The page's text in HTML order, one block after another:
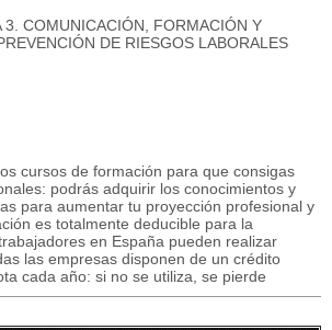
3. COMUNICACIÓN, FORMACIÓN Y
DE RIESGOS LABORALES
cursos de formación para que consigas
podrás adquirir los conocimientos y
para aumentar tu proyección profesional y
es totalmente deducible para la
en España pueden realizar
las empresas disponen de un crédito
cada año: si no se utiliza, se pierde